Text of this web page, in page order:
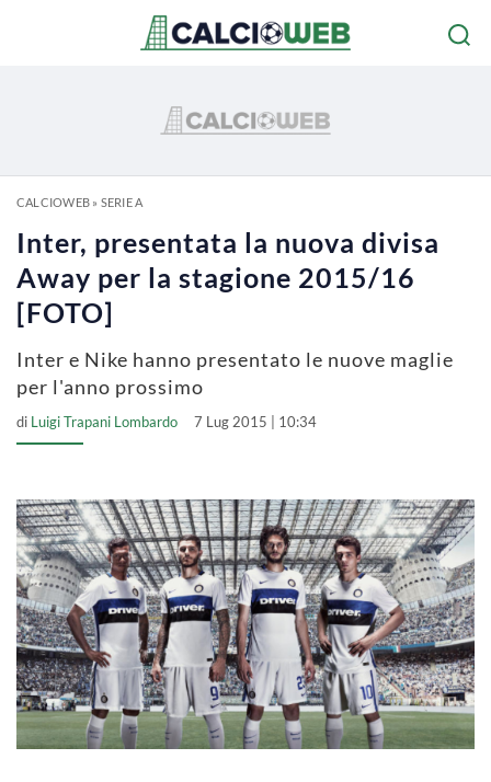
CALCIOWEB» SERIE A
Inter, presentata la nuova divisa
Away per la stagione 2015/16
[FOTO]
Inter e Nike hanno presentato le nuove maglie
per l'anno prossimo
di Luigi Trapani Lombardo 7 Lug 2015 | 10:34